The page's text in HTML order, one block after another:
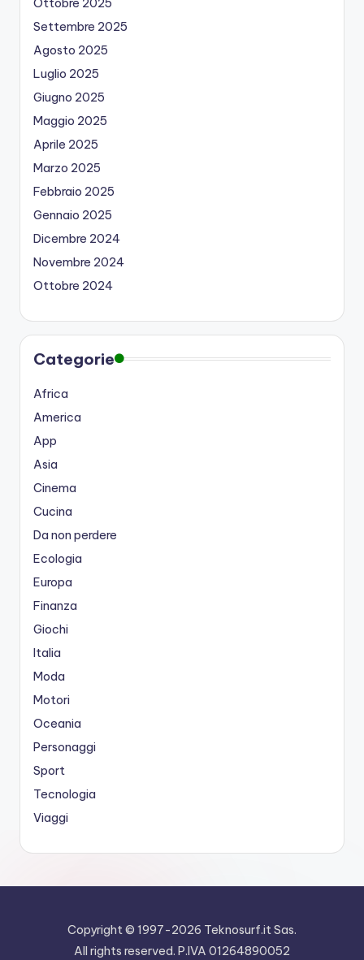
Ottobre 2025
Settembre 2025
Agosto 2025
Luglio 2025
Giugno 2025
Maggio 2025
Aprile 2025
Marzo 2025
Febbraio 2025
Gennaio 2025
Dicembre 2024
Novembre 2024
Ottobre 2024
Categorie
Africa
America
App
Asia
Cinema
Cucina
Da non perdere
Ecologia
Europa
Finanza
Giochi
Italia
Moda
Motori
Oceania
Personaggi
Sport
Tecnologia
Viaggi
Copyright © 1997-2026 Teknosurf.it Sas.
All rights reserved. P.IVA 01264890052